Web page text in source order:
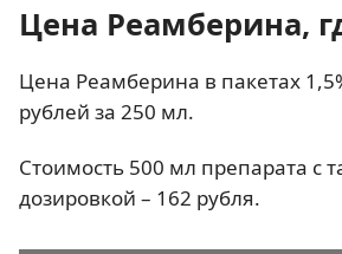
Цена Реамберина,
Цена Реамберина в пакетах
рублей за 250 мл.
Стоимость 500 мл препарата с
дозировкой – 162 рубля.